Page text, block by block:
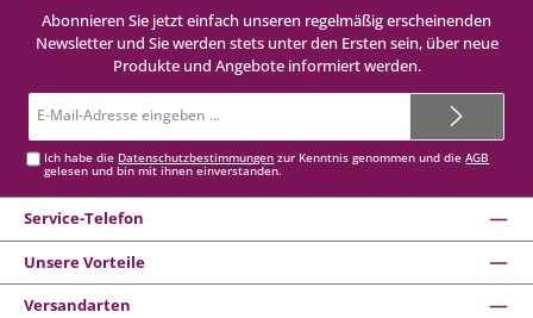
Abonnieren Sie jetzt einfach unseren regelmäßig erscheinenden
Newsletter und Sie werden stets unter den Ersten sein, über neue
Produkte und Angebote informiert werden.
Mail-
Ich habe die Datenschutzbestimmungen zur Kenntnis genommen und dieAGB
gelesen und bin mit ihnen einverstanden.
Service-Telefon
Unsere Vorteile
Versandarten